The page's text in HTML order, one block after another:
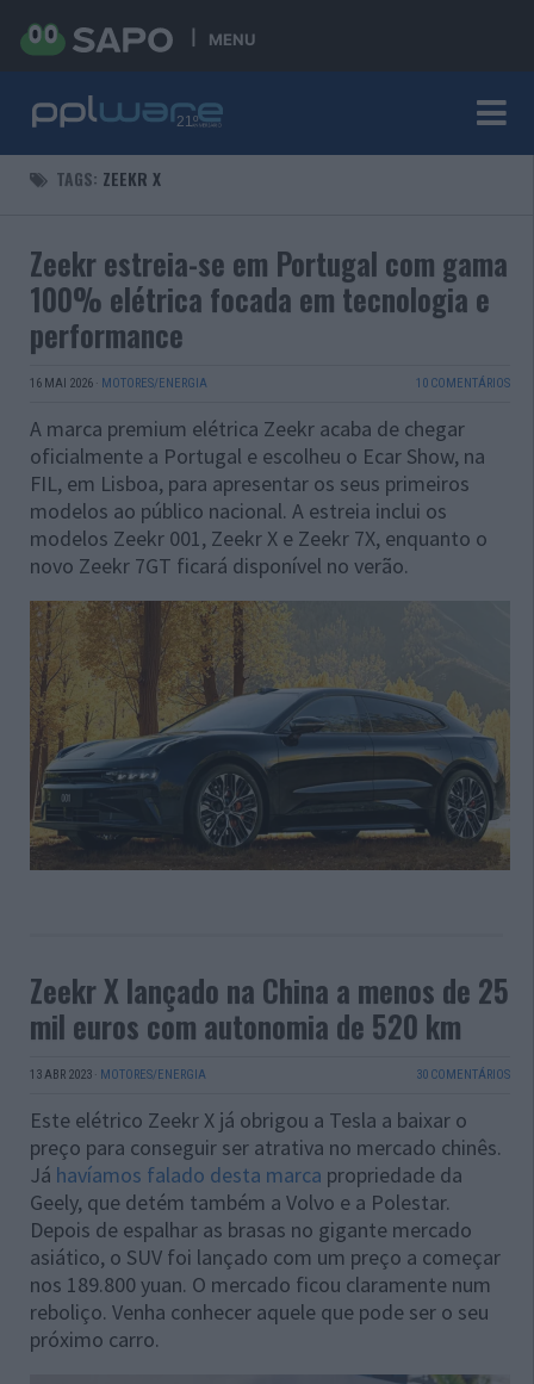
MENU
TAGS: ZEEKR X
Zeekr estreia-se em Portugal com gama
100% elétrica focada em tecnologia e
performance
16 MAI 2026 · MOTORES/ENERGIA 10 COMENTÁRIOS
A marca premium elétrica Zeekr acaba de chegar
oficialmente a Portugal e escolheu o Ecar Show, na
FIL, em Lisboa, para apresentar os seus primeiros
modelos ao público nacional. A estreia inclui os
modelos Zeekr 001, Zeekr X e Zeekr 7X, enquanto o
novo Zeekr 7GT ficará disponível no verão.
Zeekr X lançado na China a menos de 25
mil euros com autonomia de 520 km
13 ABR 2023 · MOTORES/ENERGIA 30 COMENTÁRIOS
Este elétrico Zeekr X já obrigou a Tesla a baixar o
preço para conseguir ser atrativa no mercado chinês.
Já havíamos falado desta marca propriedade da
Geely, que detém também a Volvo e a Polestar.
Depois de espalhar as brasas no gigante mercado
asiático, o SUV foi lançado com um preço a começar
nos 189.800 yuan. O mercado ficou claramente num
reboliço. Venha conhecer aquele que pode ser o seu
próximo carro.